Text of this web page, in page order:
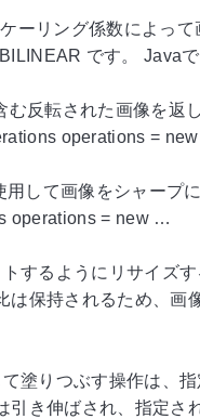
ーリング係数によっ
です。 Java
反転された画像を返
operations =
して画像をシャープ
operations = new …
するようにリサイズ
保持されるため、画
塗りつぶす操作は、
き伸ばされ、指定さ